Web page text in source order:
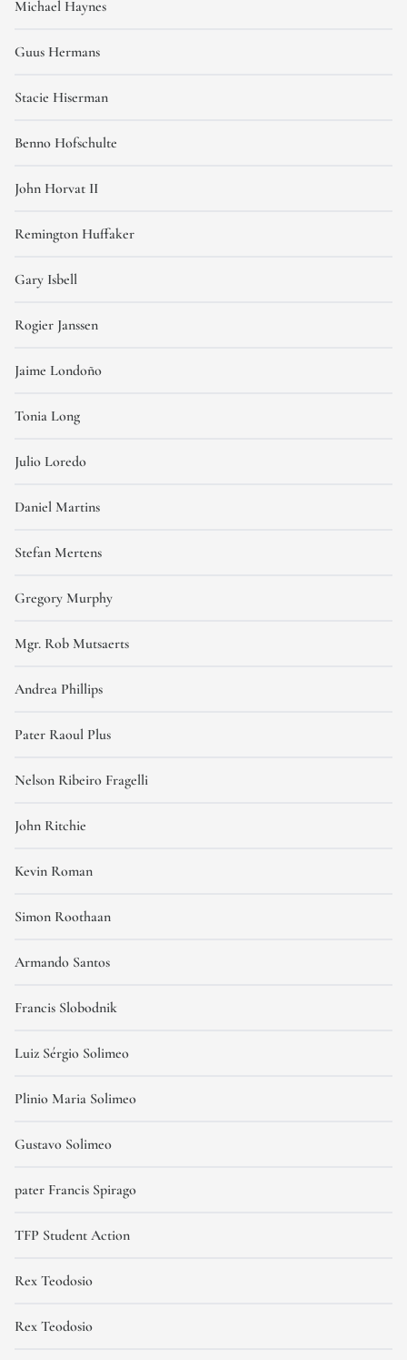
Michael Haynes
Guus Hermans
Stacie Hiserman
Benno Hofschulte
John Horvat II
Remington Huffaker
Gary Isbell
Rogier Janssen
Jaime Londoño
Tonia Long
Julio Loredo
Daniel Martins
Stefan Mertens
Gregory Murphy
Mgr. Rob Mutsaerts
Andrea Phillips
Pater Raoul Plus
Nelson Ribeiro Fragelli
John Ritchie
Kevin Roman
Simon Roothaan
Armando Santos
Francis Slobodnik
Luiz Sérgio Solimeo
Plinio Maria Solimeo
Gustavo Solimeo
pater Francis Spirago
TFP Student Action
Rex Teodosio
Rex Teodosio